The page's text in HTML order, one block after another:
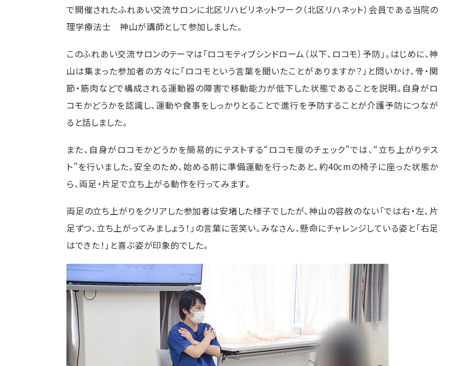
で開催されたふれあい交流サロンに北区リハビリネットワーク（北区リハネット）会員である当院の
理学療法士 神山が講師として参加しました。
このふれあい交流サロンのテーマは「ロコモティブシンドローム（以下、ロコモ）予防」。はじめに、神
山は集まった参加者の方々に「ロコモという言葉を聞いたことがありますか？」と問いかけ、骨・関
節・筋肉などで構成される運動器の障害で移動能力が低下した状態であることを説明。自身がロ
コモかどうかを認識し、運動や食事をしっかりとることで進行を予防することが介護予防につなが
ると話しました。
また、自身がロコモかどうかを簡易的にテストする“ロコモ度のチェック”では、“立ち上がりテス
ト”を行いました。安全のため、始める前に準備運動を行ったあと、約40cmの椅子に座った状態か
ら、両足・片足で立ち上がる動作を行ってみます。
両足の立ち上がりをクリアした参加者は安堵した様子でしたが、神山の容赦のない「では右・左、片
足ずつ、立ち上がってみましょう！」の言葉に苦笑い。みなさん、懸命にチャレンジしている姿と「右足
はできた！」と喜ぶ姿が印象的でした。